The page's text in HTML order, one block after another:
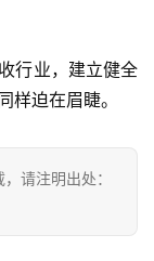
行业，建立健全
样迫在眉睫。
请注明出处：